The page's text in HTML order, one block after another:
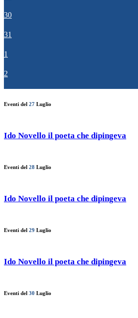
30
31
1
2
Eventi del 27 Luglio
Ido Novello il poeta che dipingeva
Eventi del 28 Luglio
Ido Novello il poeta che dipingeva
Eventi del 29 Luglio
Ido Novello il poeta che dipingeva
Eventi del 30 Luglio